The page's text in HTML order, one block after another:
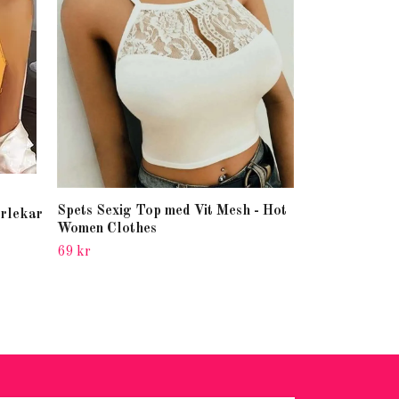
Spets Sexig Top med Vit Mesh - Hot
Women Clothes
69 kr